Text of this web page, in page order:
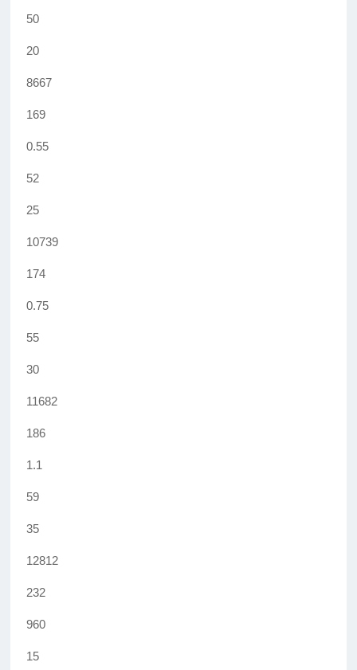
50
20
8667
169
0.55
52
25
10739
174
0.75
55
30
11682
186
1.1
59
35
12812
232
960
15